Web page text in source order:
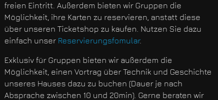
freien Eintritt. Außerdem bieten wir Gruppen die
Möglichkeit, ihre Karten zu reservieren, anstatt diese
über unseren Ticketshop zu kaufen. Nutzen Sie dazu
einfach unser Reservierungsfomular.
Exklusiv für Gruppen bieten wir außerdem die
Möglichkeit, einen Vortrag über Technik und Geschichte
unseres Hauses dazu zu buchen (Dauer je nach
Absprache zwischen 10 und 20min). Gerne beraten wir